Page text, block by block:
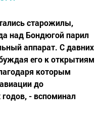
старожилы,
над Бондюгой парил
аппарат. С давних
его к открытиям
которым
до
- вспоминал